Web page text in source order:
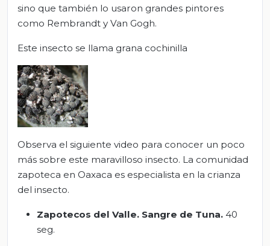
sino que también lo usaron grandes pintores
como Rembrandt y Van Gogh.
Este insecto se llama grana cochinilla
Observa el siguiente video para conocer un poco
más sobre este maravilloso insecto. La comunidad
zapoteca en Oaxaca es especialista en la crianza
del insecto.
Zapotecos del Valle. Sangre de Tuna. 40
seg.